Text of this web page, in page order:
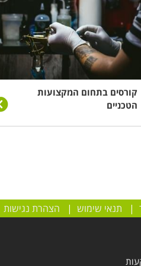
קורסים בתחום המקצועות
הטכניים
| תנאי שימוש | הצהרת נגישות